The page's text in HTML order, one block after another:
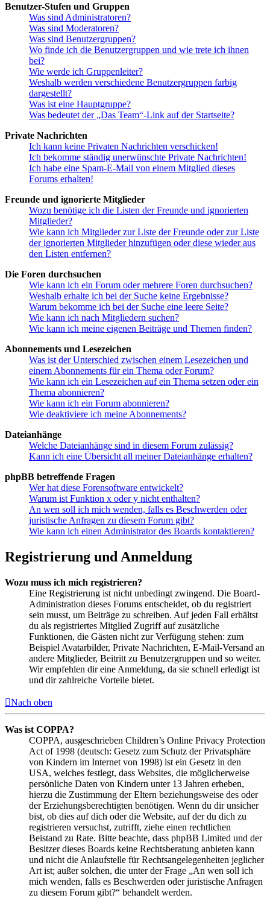
Benutzer-Stufen und Gruppen
Was sind Administratoren?
Was sind Moderatoren?
Was sind Benutzergruppen?
Wo finde ich die Benutzergruppen und wie trete ich ihnen
bei?
Wie werde ich Gruppenleiter?
Weshalb werden verschiedene Benutzergruppen farbig
dargestellt?
Was ist eine Hauptgruppe?
Was bedeutet der „Das Team“-Link auf der Startseite?
Private Nachrichten
Ich kann keine Privaten Nachrichten verschicken!
Ich bekomme ständig unerwünschte Private Nachrichten!
Ich habe eine Spam-E-Mail von einem Mitglied dieses
Forums erhalten!
Freunde und ignorierte Mitglieder
Wozu benötige ich die Listen der Freunde und ignorierten
Mitglieder?
Wie kann ich Mitglieder zur Liste der Freunde oder zur Liste
der ignorierten Mitglieder hinzufügen oder diese wieder aus
den Listen entfernen?
Die Foren durchsuchen
Wie kann ich ein Forum oder mehrere Foren durchsuchen?
Weshalb erhalte ich bei der Suche keine Ergebnisse?
Warum bekomme ich bei der Suche eine leere Seite?
Wie kann ich nach Mitgliedern suchen?
Wie kann ich meine eigenen Beiträge und Themen finden?
Abonnements und Lesezeichen
Was ist der Unterschied zwischen einem Lesezeichen und
einem Abonnements für ein Thema oder Forum?
Wie kann ich ein Lesezeichen auf ein Thema setzen oder ein
Thema abonnieren?
Wie kann ich ein Forum abonnieren?
Wie deaktiviere ich meine Abonnements?
Dateianhänge
Welche Dateianhänge sind in diesem Forum zulässig?
Kann ich eine Übersicht all meiner Dateianhänge erhalten?
phpBB betreffende Fragen
Wer hat diese Forensoftware entwickelt?
Warum ist Funktion x oder y nicht enthalten?
An wen soll ich mich wenden, falls es Beschwerden oder
juristische Anfragen zu diesem Forum gibt?
Wie kann ich einen Administrator des Boards kontaktieren?
Registrierung und Anmeldung
Wozu muss ich mich registrieren?
Eine Registrierung ist nicht unbedingt zwingend. Die Board-
Administration dieses Forums entscheidet, ob du registriert
sein musst, um Beiträge zu schreiben. Auf jeden Fall erhältst
du als registriertes Mitglied Zugriff auf zusätzliche
Funktionen, die Gästen nicht zur Verfügung stehen: zum
Beispiel Avatarbilder, Private Nachrichten, E-Mail-Versand an
andere Mitglieder, Beitritt zu Benutzergruppen und so weiter.
Wir empfehlen dir eine Anmeldung, da sie schnell erledigt ist
und dir zahlreiche Vorteile bietet.
Nach oben
Was ist COPPA?
COPPA, ausgeschrieben Children’s Online Privacy Protection
Act of 1998 (deutsch: Gesetz zum Schutz der Privatsphäre
von Kindern im Internet von 1998) ist ein Gesetz in den
USA, welches festlegt, dass Websites, die möglicherweise
persönliche Daten von Kindern unter 13 Jahren erheben,
hierzu die Zustimmung der Eltern beziehungsweise des oder
der Erziehungsberechtigten benötigen. Wenn du dir unsicher
bist, ob dies auf dich oder die Website, auf der du dich zu
registrieren versuchst, zutrifft, ziehe einen rechtlichen
Beistand zu Rate. Bitte beachte, dass phpBB Limited und der
Besitzer dieses Boards keine Rechtsberatung anbieten kann
und nicht die Anlaufstelle für Rechtsangelegenheiten jeglicher
Art ist; außer solchen, die unter der Frage „An wen soll ich
mich wenden, falls es Beschwerden oder juristische Anfragen
zu diesem Forum gibt?“ behandelt werden.